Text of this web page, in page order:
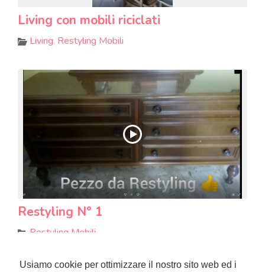
Living con mobili riciclati
Living, Restyling Mobili
Restyling N° 1
Restyling Mobili
Usiamo cookie per ottimizzare il nostro sito web ed i